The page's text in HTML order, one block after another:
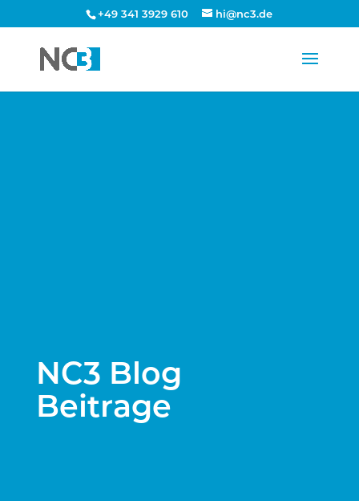
+49 341 3929 610 hi@nc3.de
NC3 Blog
Beitrage